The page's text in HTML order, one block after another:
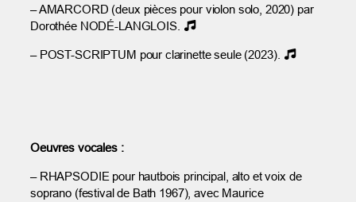
– AMARCORD (deux pièces pour violon solo, 2020) par
Dorothée NODÉ-LANGLOIS.
– POST-SCRIPTUM pour clarinette seule (2023).
Oeuvres vocales :
– RHAPSODIE pour hautbois principal, alto et voix de
soprano (festival de Bath 1967), avec Maurice